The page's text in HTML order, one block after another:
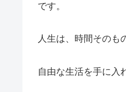
です。
人生は、時間そのも
自由な生活を手に入